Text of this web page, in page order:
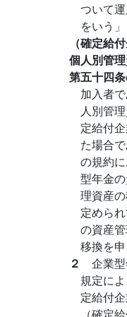
ついて
をいう」
（確定給
個人別管理
第五十四
加入者
人別管
定給付
た場合
の規約
型年金
理資産
定めら
の資産
移換を申
２ 企業
規定に
定給付